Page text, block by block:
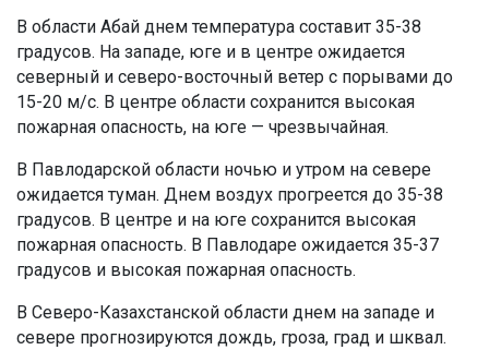
В области Абай днем температура составит 35-38
градусов. На западе, юге и в центре ожидается
северный и северо-восточный ветер с порывами до
15-20 м/с. В центре области сохранится высокая
пожарная опасность, на юге — чрезвычайная.
В Павлодарской области ночью и утром на севере
ожидается туман. Днем воздух прогреется до 35-38
градусов. В центре и на юге сохранится высокая
пожарная опасность. В Павлодаре ожидается 35-37
градусов и высокая пожарная опасность.
В Северо-Казахстанской области днем на западе и
севере прогнозируются дождь, гроза, град и шквал.